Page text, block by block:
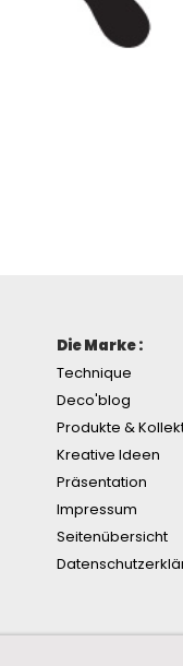
Die Marke :
Technique
Deco'blog
Produkte &
Kreative Ideen
Präsentation
Impressum
Seitenübersicht